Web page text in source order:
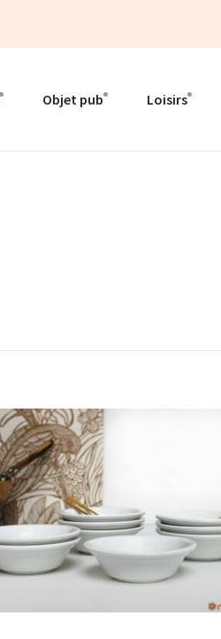
Objet pub Loisirs